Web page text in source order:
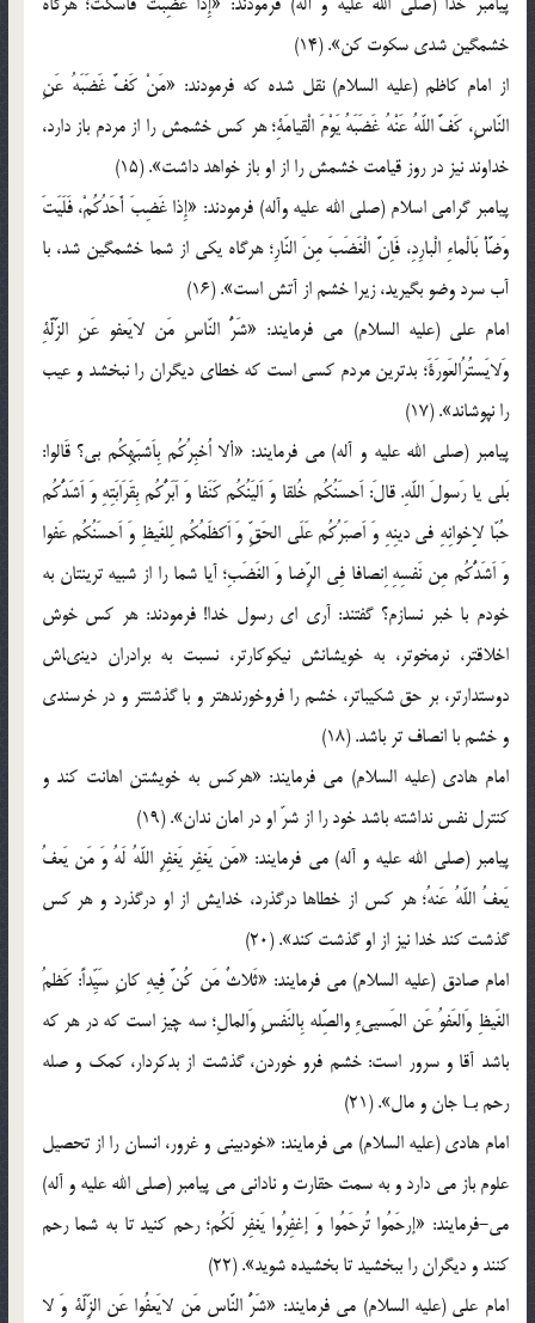
خشمگين شدى سكوت كن». (14)
از امام كاظم (عليه السلام) نقل شده كه فرمودند: «مَنْ كَفَّ غَضَبَهُ عَنِ
النّاسِ، كَفَّ اللّهُ عَنْهُ غَضَبَهُ يَوْمَ الْقيامَةِ؛ هر كس خشمش را از مردم باز دارد،
خداوند نيز در روز قيامت خشمش را از او باز خواهد داشت». (15)
پيامبر گرامى اسلام (صلى الله عليه وآله) فرمودند: «إِذا غَضِبَ أَحَدُكُمْ، فَلَيَتَ
وَضَّأْ بَالْماءِ الْبارِدِ، فَاِنَّ الْغَضَبَ مِنَ النّارِ؛ هرگاه يكى از شما خشمگين شد، با
آب سرد وضو بگيريد، زيرا خشم از آتش است». (16)
امام على (عليه السلام) می فرمایند: «شَرُّ النّاسِ مَن لايَعفو عَنِ الزَّلَّةِ
وَلايَستُرُالعَورَةَ؛ بدترين مردم كسى است كه خطاى ديگران را نبخشد و عيب
را نپوشاند». (17)
پيامبر (صلى الله عليه و آله) می فرمایند: «ألا اُخبِرُكُم بِاَشبَهِكُم بى؟ قَالوا:
بَلى يا رَسولَ اللّه‏ِ. قالَ: اَحسَنُكُم خُلقا وَ اَليَنُكُم كَنَفا وَ اَبَرُّكُم بِقَرَابَتِهِ وَ اَشَدُّكُم
حُبّا لاِِخوانِهِ فى دينِهِ وَ اَصبَرُكُم عَلَى الحَقِّ وَ اَكظَمُكُم لِلغَيظِ وَ اَحسَنُكُم عَفوا
وَ اَشَدُّكُم مِن نَفسِهِ اِنصافا فِى الرِّضا وَ الغَضَبِ؛ آيا شما را از شبيه ترينتان به
خودم با خبر نسازم؟ گفتند: آرى اى رسول خدا! فرمودند: هر كس خوش
اخلاق‏تر، نرم‏خوتر، به خويشانش نيكوكارتر، نسبت به برادران دينى‏اش
دوست‏دارتر، بر حق شكيباتر، خشم را فروخورنده‏تر و با گذشت‏تر و در خرسندى
و خشم با انصاف ‏تر باشد. (18)
امام هادی (عليه السلام) می فرمایند: «هرکس به خویشتن اهانت کند و
کنترل نفس نداشته باشد خود را از شرّ او در امان ندان». (19)
پيامبر (صلى الله عليه و آله) می فرمایند: «مَن يَغفِر يَغفِرِ اللّه‏ُ لَهُ وَ مَن يَعفُ
يَعفُ اللّه‏ُ عَنهُ؛ هر كس از خطاها درگذرد، خدايش از او درگذرد و هر كس
گذشت كند خدا نيز از او گذشت كند». (20)
امام صادق (عليه السلام) می فرمایند: «ثَلاثٌ مَن کُنَّ فِیهِ کانِ سَیِّداً: کَظمُ
الغَیظِ وَالعَفوُ عَن المَسیىءِ والصِّله بِالنَفسِ وَالمالِ؛ سه چیز است که در هر که
باشد آقا و سرور است: خشم فرو خوردن، گذشت از بدکردار، کمک و صله
رحم بـا جان و مال». (21)
امام هادی (عليه السلام) می فرمایند: «خودبینى و غرور، انسان را از تحصیل
علوم باز مى دارد و به سمت حقارت و نادانى مى پيامبر (صلى الله عليه و آله)
می-فرمایند: «إرحَمُوا تُرحَمُوا وَ إغفِرُوا یَغفِر لَکُم؛ رحم کنید تا به شما رحم
کنند و دیگران را ببخشید تا بخشیده شوید». (22)
امام علی (عليه السلام) می فرمایند: «شَرُّ النَّاس مَن لایَعفُوا عَن الزِّلّة وَ لا